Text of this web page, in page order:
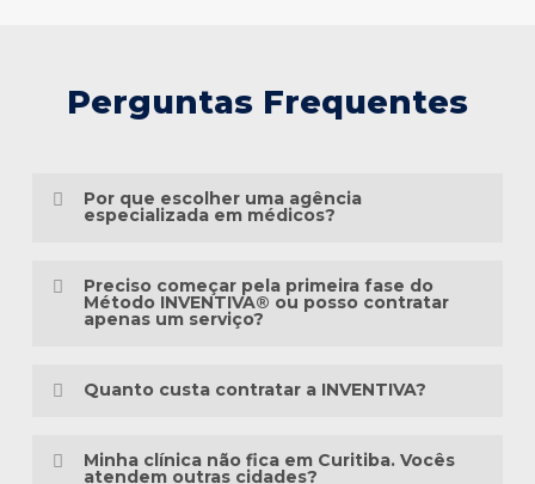
Perguntas Frequentes
Por que escolher uma agência
especializada em médicos?
mais do que conhecimento em publicidade.
paciente, as particularidades das
como as pessoas pesquisam sintomas,
Preciso começar pela primeira fase do
Método INVENTIVA® ou posso contratar
apenas um serviço?
diferente da sua presença digital. Algumas
Quanto custa contratar a INVENTIVA?
padronizados, porque cada clínica possui
Minha clínica não fica em Curitiba. Vocês
atendem outras cidades?